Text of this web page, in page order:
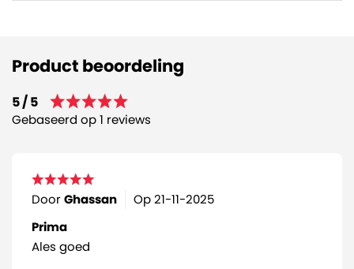
Product beoordeling
5 / 5
Gebaseerd op 1 reviews
DoorGhassan Op21-11-2025
Prima
Ales goed